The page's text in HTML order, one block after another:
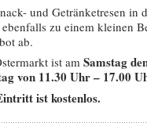
und Getränketresen in
zu einem kleinen
ab.
ist am Samstag
von 11.30 Uhr – 17.00
ist kostenlos.